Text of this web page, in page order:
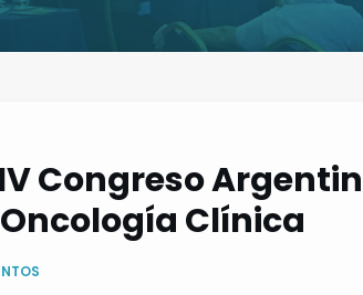
Congreso
Clínica